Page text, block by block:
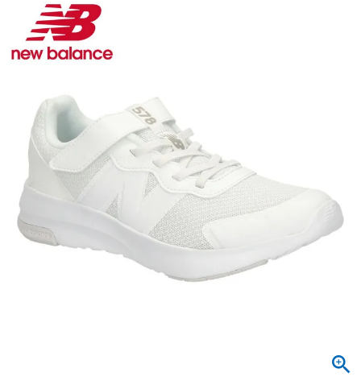
レディース
サンダル
レインシューズ
スニーカー
すべての商品
サンダル
レインシューズ
キッズ
すべての商品
サンダル
NEW
すべての商品
SALE